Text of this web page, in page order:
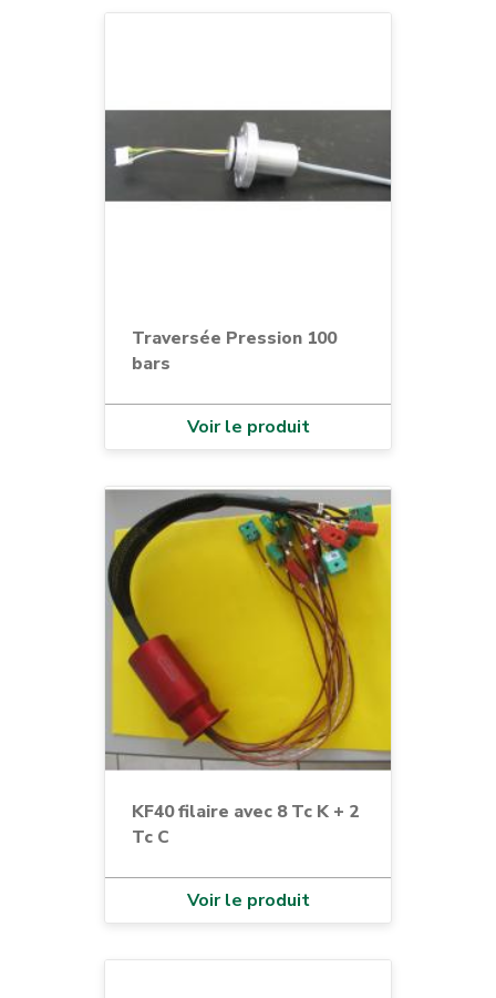
Traversée Pression 100
bars
Voir le produit
KF40 filaire avec 8 Tc K + 2
Tc C
Voir le produit